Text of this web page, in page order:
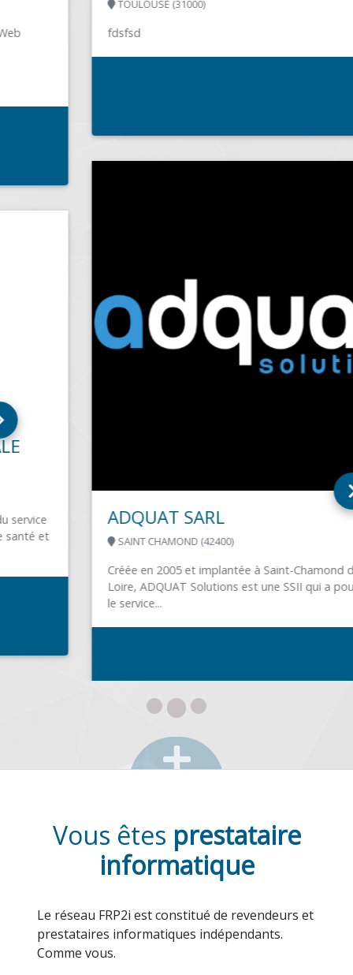
TOULOUSE (31000)
ADQUAT SARL
SAINT CHAMOND (42400)
Créée en 2005 et implantée à Saint-Chamond dans la
Loire, ADQUAT Solutions est une SSII qui a pour métier
Vous êtesprestataire
informatique